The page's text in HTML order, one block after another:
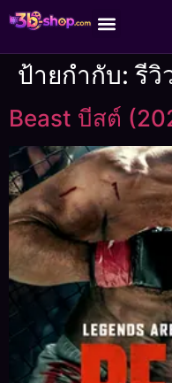
ป้ายกำกับ:รีวิ
Beast บีสต์